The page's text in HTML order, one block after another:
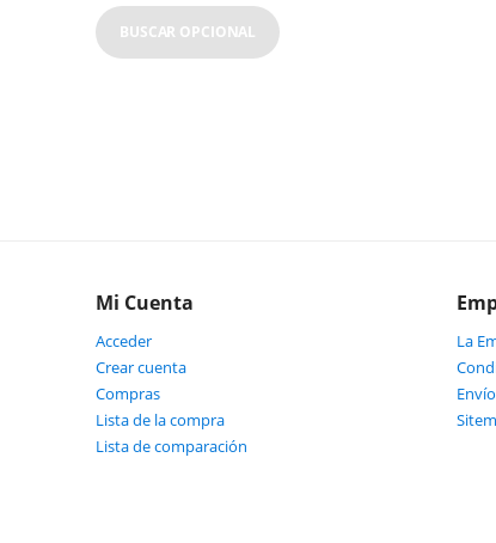
BUSCAR OPCIONAL
Mi Cuenta
Acceder
Crear cuenta
Compras
Lista de la compra
Lista de comparación
La